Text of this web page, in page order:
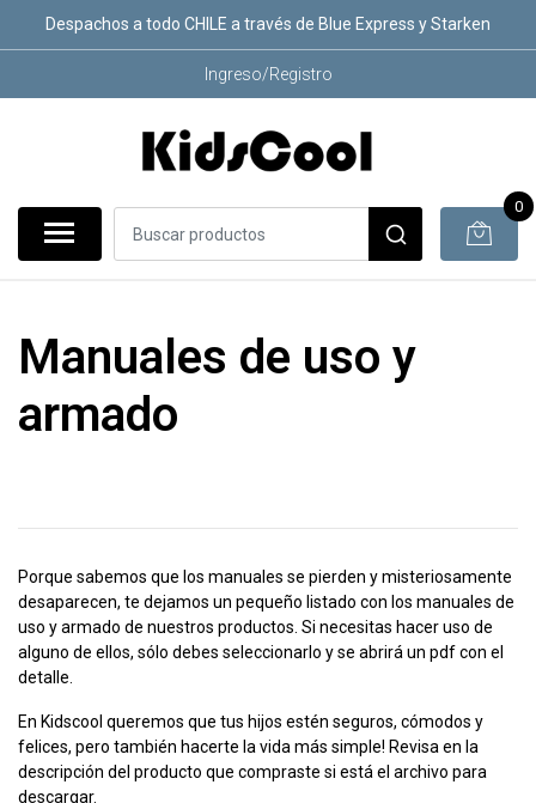
Despachos a todo CHILE a través de Blue Express y Starken
Ingreso/Registro
0
Manuales de uso y
armado
Porque sabemos que los manuales se pierden y misteriosamente
desaparecen, te dejamos un pequeño listado con los manuales de
uso y armado de nuestros productos. Si necesitas hacer uso de
alguno de ellos, sólo debes seleccionarlo y se abrirá un pdf con el
detalle.
En Kidscool queremos que tus hijos estén seguros, cómodos y
felices, pero también hacerte la vida más simple! Revisa en la
descripción del producto que compraste si está el archivo para
descargar.